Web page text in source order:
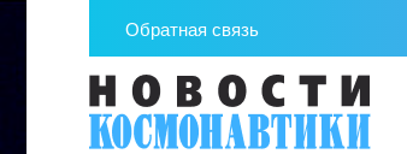
Обратная связь